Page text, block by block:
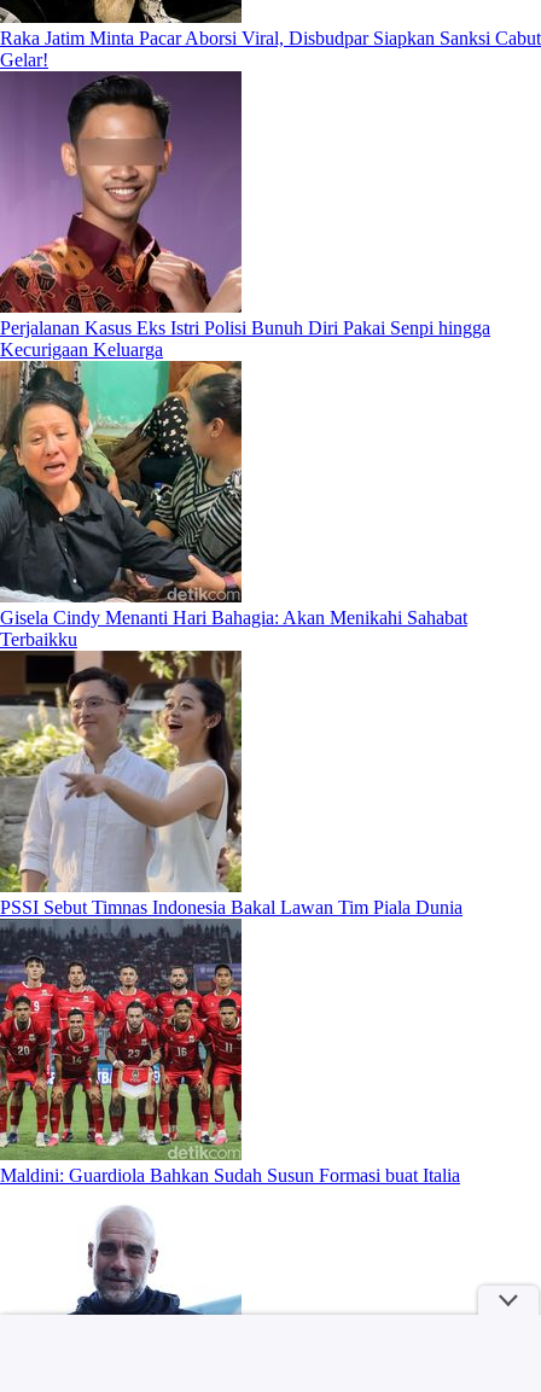
Raka Jatim Minta Pacar Aborsi Viral, Disbudpar Siapkan Sanksi Cabut
Gelar!
Perjalanan Kasus Eks Istri Polisi Bunuh Diri Pakai Senpi hingga
Kecurigaan Keluarga
Gisela Cindy Menanti Hari Bahagia: Akan Menikahi Sahabat
Terbaikku
PSSI Sebut Timnas Indonesia Bakal Lawan Tim Piala Dunia
Maldini: Guardiola Bahkan Sudah Susun Formasi buat Italia